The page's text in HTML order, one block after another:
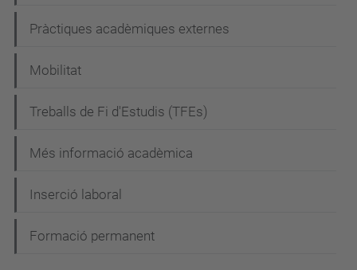
g
a
i
ó
Pràctiques acadèmiques externes
Mobilitat
Treballs de Fi d'Estudis (TFEs)
Més informació acadèmica
Inserció laboral
Formació permanent